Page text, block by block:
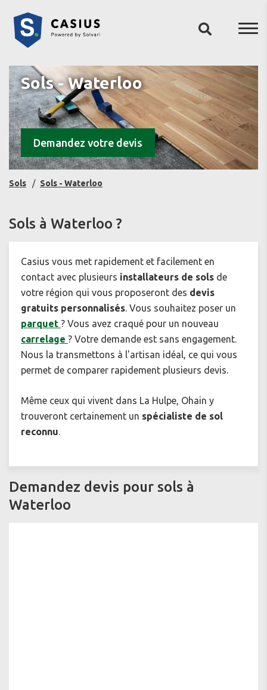
Sols - Waterloo
Demandez votre devis
Sols Sols - Waterloo
Sols à Waterloo ?
Casius vous met rapidement et facilement en
contact avec plusieurs installateurs de sols de
votre région qui vous proposeront des devis
gratuits personnalisés. Vous souhaitez poser un
parquet ? Vous avez craqué pour un nouveau
carrelage ? Votre demande est sans engagement.
Nous la transmettons à l'artisan idéal, ce qui vous
permet de comparer rapidement plusieurs devis.
Même ceux qui vivent dans La Hulpe, Ohain y
trouveront certainement un spécialiste de sol
reconnu.
Demandez devis pour sols à
Waterloo